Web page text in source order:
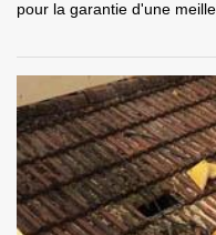
pour la garantie d'une